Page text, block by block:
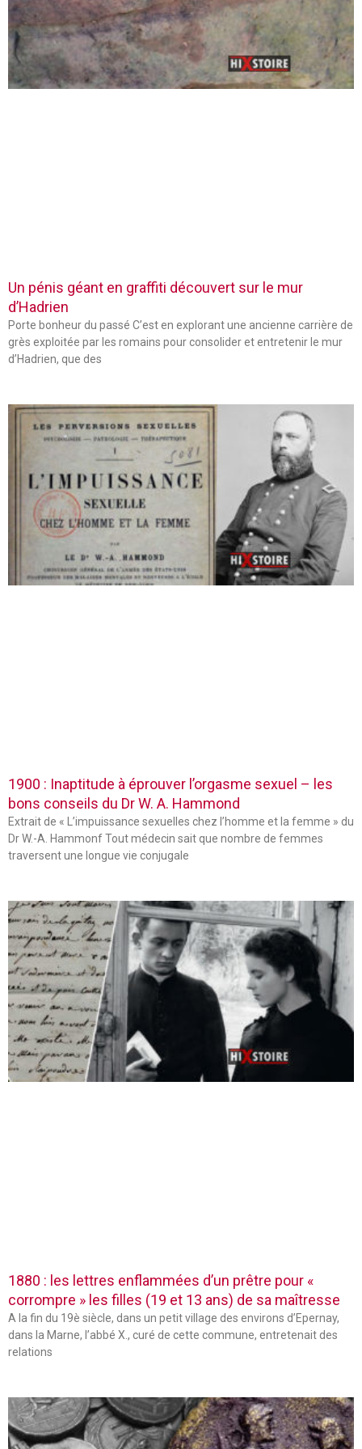
Un pénis géant en graffiti découvert sur le mur
d’Hadrien
Porte bonheur du passé C’est en explorant une ancienne carrière de
grès exploitée par les romains pour consolider et entretenir le mur
d’Hadrien, que des
1900 : Inaptitude à éprouver l’orgasme sexuel – les
bons conseils du Dr W. A. Hammond
Extrait de « L’impuissance sexuelles chez l’homme et la femme » du
Dr W.-A. Hammonf Tout médecin sait que nombre de femmes
traversent une longue vie conjugale
1880 : les lettres enflammées d’un prêtre pour «
corrompre » les filles (19 et 13 ans) de sa maîtresse
A la fin du 19è siècle, dans un petit village des environs d’Epernay,
dans la Marne, l’abbé X., curé de cette commune, entretenait des
relations